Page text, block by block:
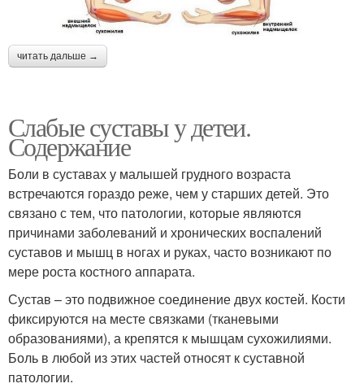
читать дальше →
Слабые суставы у детеи.
Содержание
Боли в суставах у малышей грудного возраста
встречаются гораздо реже, чем у старших детей. Это
связано с тем, что патологии, которые являются
причинами заболеваний и хронических воспалений
суставов и мышц в ногах и руках, часто возникают по
мере роста костного аппарата.
Сустав – это подвижное соединение двух костей. Кости
фиксируются на месте связками (тканевыми
образованиями), а крепятся к мышцам сухожилиями.
Боль в любой из этих частей относят к суставной
патологии.